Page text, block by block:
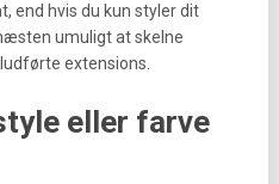
end hvis du kun styler dit
umuligt at skelne
extensions.
eller farve